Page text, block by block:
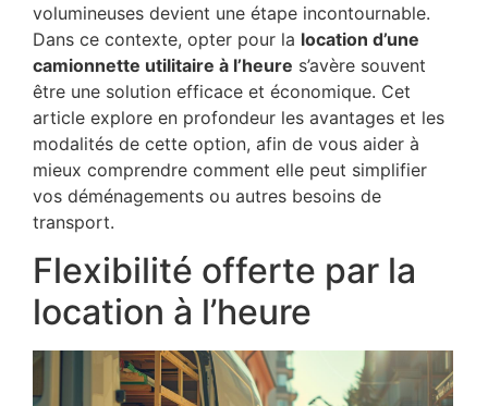
volumineuses devient une étape incontournable.
Dans ce contexte, opter pour la location d’une
camionnette utilitaire à l’heure s’avère souvent
être une solution efficace et économique. Cet
article explore en profondeur les avantages et les
modalités de cette option, afin de vous aider à
mieux comprendre comment elle peut simplifier
vos déménagements ou autres besoins de
transport.
Flexibilité offerte par la
location à l’heure